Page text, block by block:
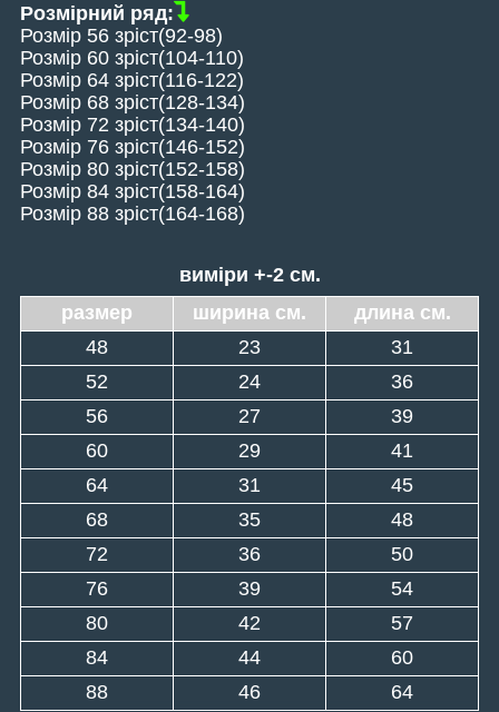
Розмірний ряд:
Розмір 56 зріст(92-98)
Розмір 60 зріст(104-110)
Розмір 64 зріст(116-122)
Розмір 68 зріст(128-134)
Розмір 72 зріст(134-140)
Розмір 76 зріст(146-152)
Розмір 80 зріст(152-158)
Розмір 84 зріст(158-164)
Розмір 88 зріст(164-168)
виміри +-2 см.
размер
ширина см.
длина см.
48
23
31
52
24
36
56
27
39
60
29
41
64
31
45
68
35
48
72
36
50
76
39
54
80
42
57
84
44
60
88
46 64